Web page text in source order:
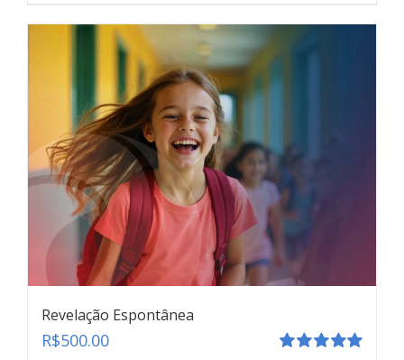
Revelação Espontânea
R$500.00